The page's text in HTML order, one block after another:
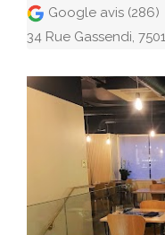
Google avis (286)
34 Rue Gassendi,